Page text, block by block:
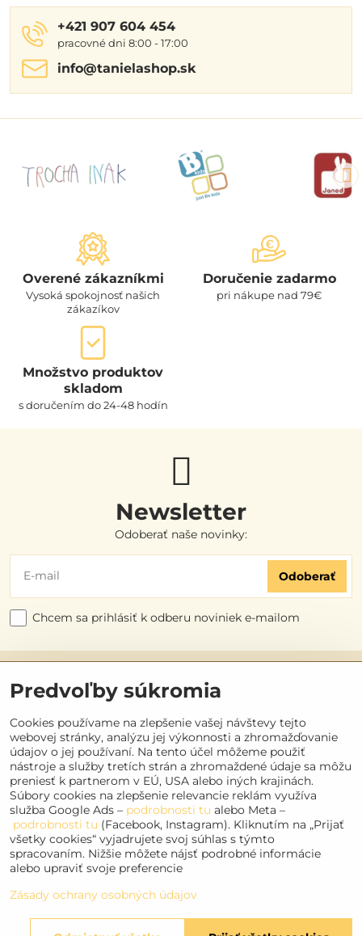
+421 907 604 454
pracovné dni 8:00 - 17:00
info​@tanielashop​.sk
Overené zákazníkmi
Vysoká spokojnosť našich
zákazíkov
Doručenie zadarmo
pri nákupe nad 79€
Množstvo produktov
skladom
s doručením do 24-48 hodín
Newsletter
Odoberať naše novinky:
Odoberať
Chcem sa prihlásiť k odberu noviniek e-mailom
Užitočné odkazy
Objednávky
Kontakt
Sociálne siete
Facebook
Instagram
Youtube
© 2026 Copyright
Predvoľby súkromia
Cookies používame na zlepšenie vašej návštevy tejto
webovej stránky, analýzu jej výkonnosti a zhromažďovanie
údajov o jej používaní. Na tento účel môžeme použiť
nástroje a služby tretích strán a zhromaždené údaje sa môžu
preniesť k partnerom v EÚ, USA alebo iných krajinách.
Súbory cookies na zlepšenie relevancie reklám využíva
služba Google Ads – podrobnosti tu alebo Meta –
podrobnosti tu (Facebook, Instagram). Kliknutím na „Prijať
všetky cookies“ vyjadrujete svoj súhlas s týmto
spracovaním. Nižšie môžete nájsť podrobné informácie
alebo upraviť svoje preferencie
Zásady ochrany osobných údajov